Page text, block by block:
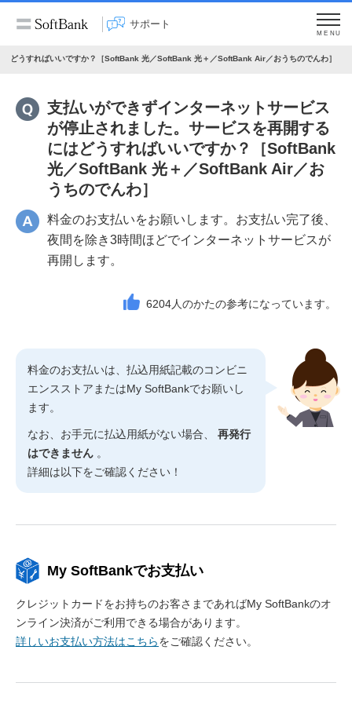
サポート
MENU
どうすればいいですか？［SoftBank 光／SoftBank 光＋／SoftBank Air／おうちのでんわ］
支払いができずインターネットサービス
が停止されました。サービスを再開する
にはどうすればいいですか？［SoftBank
光／SoftBank 光＋／SoftBank Air／お
うちのでんわ］
料金のお支払いをお願いします。お支払い完了後、
夜間を除き3時間ほどでインターネットサービスが
再開します。
6204人のかたの参考になっています。
料金のお支払いは、払込用紙記載のコンビニ
エンスストアまたはMy SoftBankでお願いし
ます。
なお、お手元に払込用紙がない場合、 再発行
はできません 。
詳細は以下をご確認ください！
My SoftBankでお支払い
クレジットカードをお持ちのお客さまであればMy SoftBankのオ
ンライン決済がご利用できる場合があります。
詳しいお支払い方法はこちらをご確認ください。